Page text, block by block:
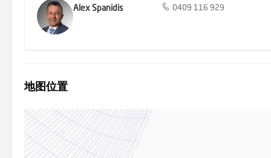
Alex Spanidis 0409 116 929
地图位置